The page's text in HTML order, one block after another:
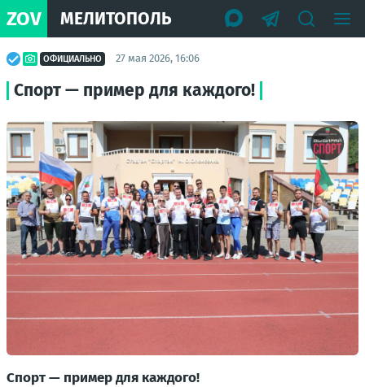
ZOV МЕЛИТОПОЛЬ
ОФИЦИАЛЬНО 27 мая 2026, 16:06
Спорт — пример для каждого!
Спорт — пример для каждого!